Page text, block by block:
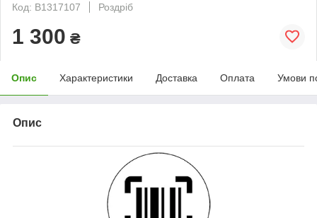
Код: B1317107
Роздріб
1 300 ₴
Опис Характеристики Доставка Оплата Умови
Опис